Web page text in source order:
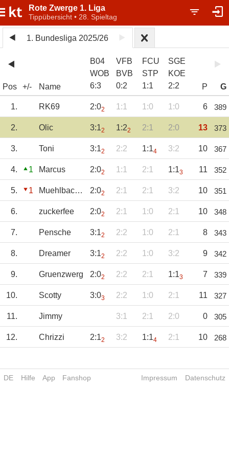
Rote Zwerge 1. Liga
Tippübersicht • 28. Spieltag
1. Bundesliga 2025/26
Pos +/- Name
B04
WOB
6:3
VFB
BVB
0:2
FCU
STP
1:1
SGE
KOE
2:2 P G
1. RK69 2:02 1:1 1:0 1:0 6 389
2. Olic 3:12 1:22 2:1 2:0 13 373
3. Toni 3:12 2:2 1:14 3:2 10 367
4. 1 Marcus 2:02 1:1 2:1 1:13 11 352
5. 1 Muehlbachtipp 2:02 2:1 2:1 3:2 10 351
6. zuckerfee 2:02 2:1 1:0 2:1 10 348
7. Pensche 3:12 2:2 1:0 2:1 8 343
8. Dreamer 3:12 2:2 1:0 3:2 9 342
9. Gruenzwerg 2:02 2:2 2:1 1:13 7 339
10. Scotty 3:03 2:2 1:0 2:1 11 327
11. Jimmy 3:1 2:1 2:0 0 305
12. Chrizzi 2:12 3:2 1:14 2:1 10 268
DE Hilfe App Fanshop Impressum Datenschutz